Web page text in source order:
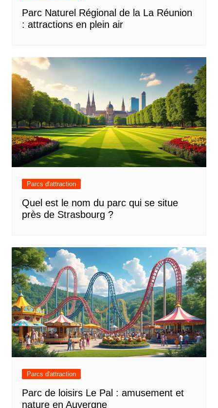
Parc Naturel Régional de la La Réunion
: attractions en plein air
Parcs d'attraction
Quel est le nom du parc qui se situe
près de Strasbourg ?
Parcs d'attraction
Parc de loisirs Le Pal : amusement et
nature en Auvergne